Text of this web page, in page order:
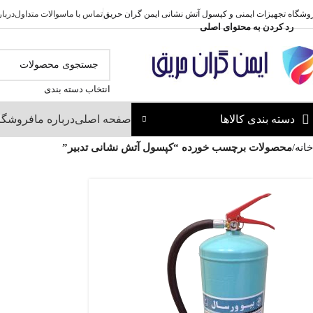
رد کردن به محتوای اصلی
تجهیزات ایمنی و کپسول آتش نشانی ایمن گران حریقتماس با ماسوالات متداول
انتخاب دسته بندی
دسته بندی کالاها صفحه اصلیدرباره ما
خانه/محصولات برچسب خورده “کپسول آتش نشانی تدبیر”